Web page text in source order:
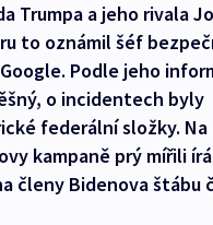
Trumpa a jeho rivala
to oznámil šéf
Podle jeho
o incidentech byly
federální složky.
kampaně prý mířili
členy Bidenova štábu